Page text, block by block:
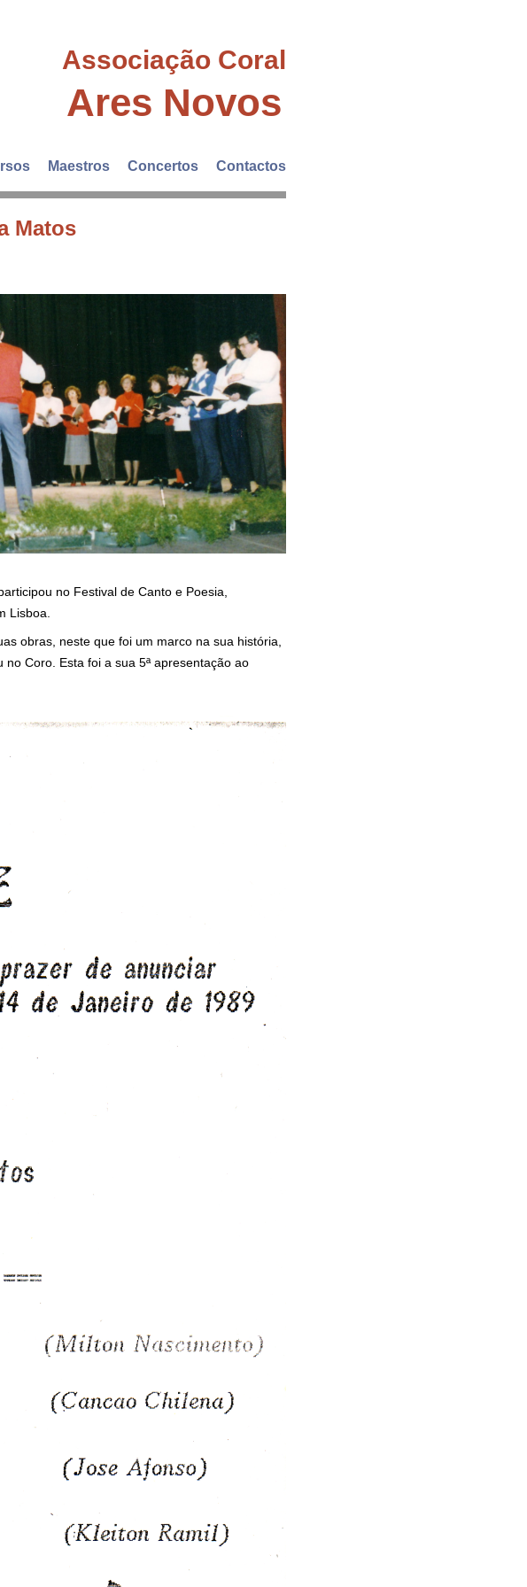
Associação Coral
Ares Novos
Maestros Concertos Contactos
Matos
no Festival de Canto e Poesia,
Lisboa.
obras, neste que foi um marco na sua história,
Coro. Esta foi a sua 5ª apresentação ao